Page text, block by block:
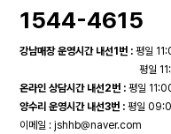
1544-4615
강남매장 운영시간 내선1번 : 평일
평일
온라인 상담시간 내선2번 : 평일
양수리 운영시간 내선3번 : 평일
이메일 :jshhb@naver.com